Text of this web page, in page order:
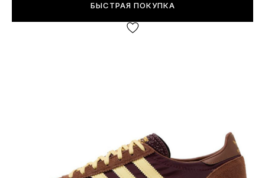
БЫСТРАЯ ПОКУПКА